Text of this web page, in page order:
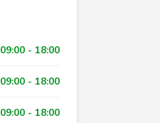
09:00 - 18:00
09:00 - 18:00
09:00 - 18:00